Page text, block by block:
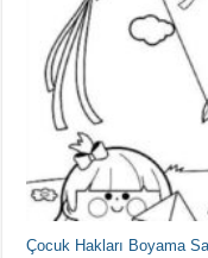
Çocuk Hakları Boyama